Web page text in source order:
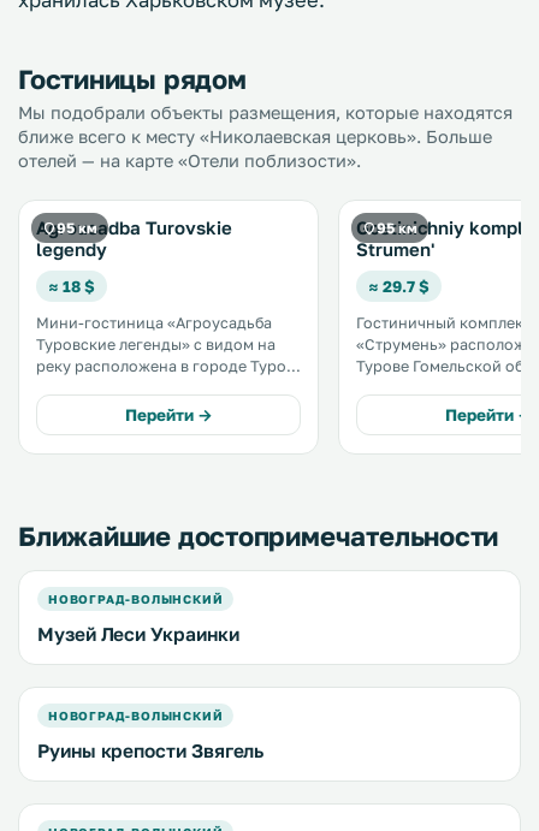
Гостиницы рядом
Мы подобрали объекты размещения, которые находятся
ближе всего к месту «Николаевская церковь». Больше
отелей — на карте «Отели поблизости».
95 км
Agrousadba Turovskie
legendy
≈ 18 $
Мини-гостиница «Агроусадьба
Туровские легенды» с видом на
реку расположена в городе Туров.
территории. На территории в
распоряжении гостей бесплатный
Wi-Fi и бесплатная частная
Перейти →
95 км
Gostinichniy
Strumen'
≈ 29.7 $
Гостиничный комплекс
«Струмень»
Турове Гомельской
для барбекю, частный
крытый бассейн и бар,
заказать напитки. .
Перейти →
Ближайшие достопримечательности
НОВОГРАД-ВОЛЫНСКИЙ
Музей Леси Украинки
НОВОГРАД-ВОЛЫНСКИЙ
Руины крепости Звягель